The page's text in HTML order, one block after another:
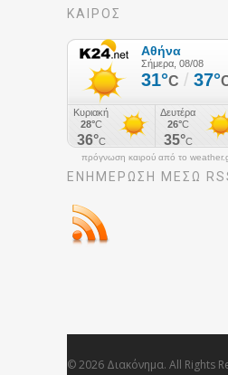
ΚΑΙΡΟΣ
πρόγνωση καιρού από το
ΕΝΗΜΈΡΩΣΉ ΜΕΣΩ
© 2026 Διακόνημα. All Rights